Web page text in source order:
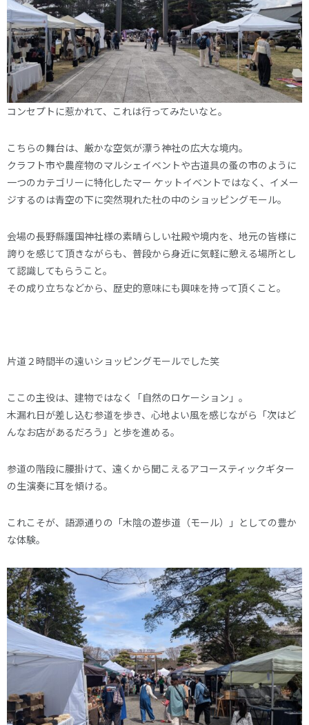
コンセプトに惹かれて、これは行ってみたいなと。
こちらの舞台は、厳かな空気が漂う神社の広大な境内。
クラフト市や農産物のマルシェイベントや古道具の蚤の市のように
一つのカテゴリーに特化したマー ケットイベントではなく、イメー
ジするのは青空の下に突然現れた杜の中のショッピングモール。
会場の長野縣護国神社様の素晴らしい社殿や境内を、地元の皆様に
誇りを感じて頂きながらも、普段から身近に気軽に憩える場所とし
て認識してもらうこと。
その成り立ちなどから、歴史的意味にも興味を持って頂くこと。
片道２時間半の遠いショッピングモールでした笑
ここの主役は、建物ではなく「自然のロケーション」。
木漏れ日が差し込む参道を歩き、心地よい風を感じながら「次はど
んなお店があるだろう」と歩を進める。
参道の階段に腰掛けて、遠くから聞こえるアコースティックギター
の生演奏に耳を傾ける。
これこそが、語源通りの「木陰の遊歩道（モール）」としての豊か
な体験。